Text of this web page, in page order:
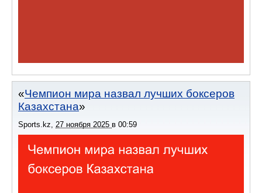
Чемпион мира назвал лучших боксеров
Казахстана
Sports.kz, 27 ноября 2025 в 00:59